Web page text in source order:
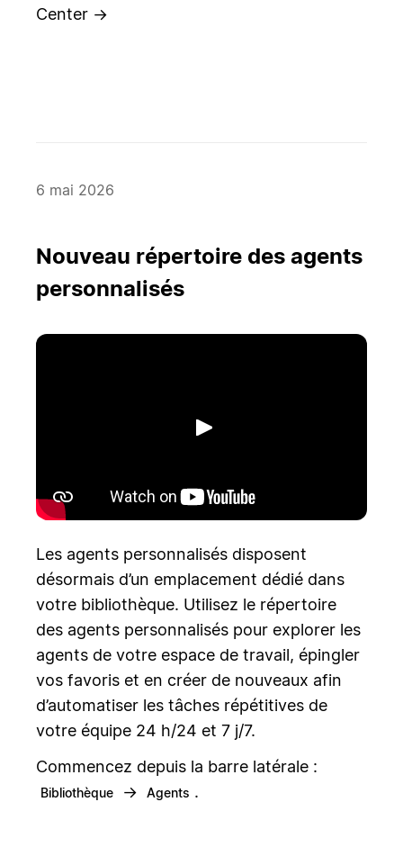
Center →
6 mai 2026
Nouveau répertoire des agents
personnalisés
Lecture
Les agents personnalisés disposent
désormais d’un emplacement dédié dans
votre bibliothèque. Utilisez le répertoire
des agents personnalisés pour explorer les
agents de votre espace de travail, épingler
vos favoris et en créer de nouveaux afin
d’automatiser les tâches répétitives de
votre équipe 24 h/24 et 7 j/7.
Commencez depuis la barre latérale :
Bibliothèque → Agents .